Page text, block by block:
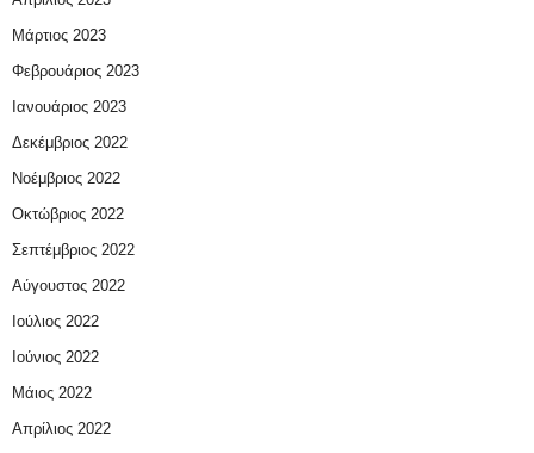
Μάρτιος 2023
Φεβρουάριος 2023
Ιανουάριος 2023
Δεκέμβριος 2022
Νοέμβριος 2022
Οκτώβριος 2022
Σεπτέμβριος 2022
Αύγουστος 2022
Ιούλιος 2022
Ιούνιος 2022
Μάιος 2022
Απρίλιος 2022